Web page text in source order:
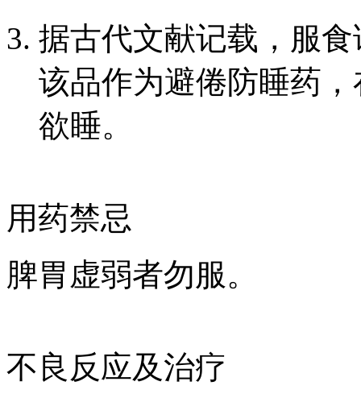
据古代文献记载，服
该品作为避倦防睡药
欲睡。
用药禁忌
脾胃虚弱者勿服。
不良反应及治疗